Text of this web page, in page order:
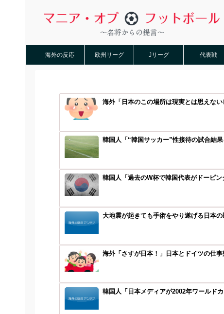
海外の反応 欧州リーグ Jリーグ 代表戦
海外「日本のこの場所は現実とは思えな
韓国人「“韓国サッカー”性接待の試合結
韓国人「過去のW杯で韓国代表がドーピ
大地震が起きても手術をやり遂げる日本
海外「さすが日本！」日本とドイツの仕
韓国人「日本メディアが2002年ワールド